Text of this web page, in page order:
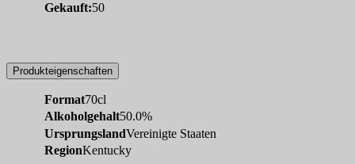
Gekauft:50
Produkteigenschaften
Format70cl
Alkoholgehalt50.0%
UrsprungslandVereinigte Staaten
RegionKentucky